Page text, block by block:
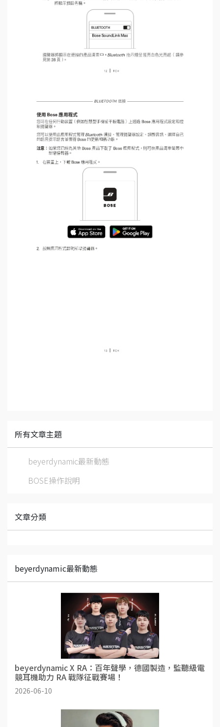
所有文章主題
beyerdynamic最新動態
BOSE操作說明
文章分類
beyerdynamic最新動態
beyerdynamic X RA：百年聲學，德國製造，監聽級電
競耳機助力 RA 戰隊征戰賽場！
2026-06-10